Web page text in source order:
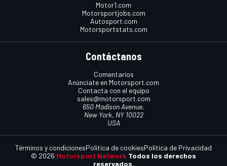
Motor1.com
Motorsportjobs.com
Autosport.com
Motorsportstats.com
Contáctanos
Comentarios
Anúnciate en Motorsport.com
Contacta con el equipo
sales@motorsport.com
650 Madison Avenue,
New York, NY 10022
USA
© 2026 Motorsport Network Todos los derechos
reservados.
Términos y condicionesPolítica de cookiesPolítica de Privacidad